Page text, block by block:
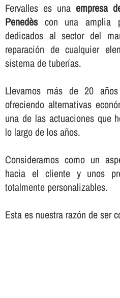
Fervalles es una empresa
Penedèscon una amplia
dedicados al sector del
reparación de cualquier
sistema de tuberí­as.
Llevamos más de 20
ofreciendo alternativas
una de las actuaciones que
lo largo de los años.
Consideramos como un
hacia el cliente y unos
totalmente personalizables.
Esta es nuestra razón de ser